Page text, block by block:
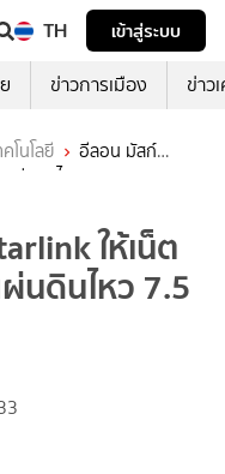
TH
เข้าสู่ระบบ
ข่าวการเมือง ข่าว
โนโลยี
อีลอน มัสก์
ผ่นดินไหว 7.5
ให้เน็ต
นดินไหว 7.5